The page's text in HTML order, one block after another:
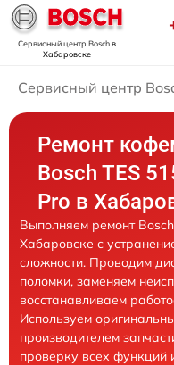
Сервисный центр Boschв
Хабаровске
Сервисный центр
Ремонт
Bosch TES
Pro в
Выполняем ремонт
Хабаровске с
сложности. Проводим
поломки, заменяем
восстанавливаем
Используем
производителем
проверку всех функций